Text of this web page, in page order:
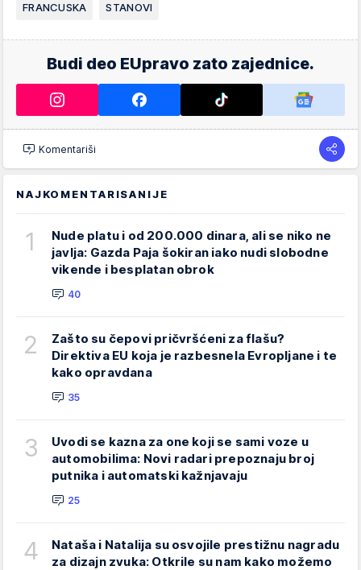
FRANCUSKA STANOVI
Budi deo EUpravo zato zajednice.
Komentariši
NAJKOMENTARISANIJE
1
Nude platu i od 200.000 dinara, ali se niko ne
javlja: Gazda Paja šokiran iako nudi slobodne
vikende i besplatan obrok
40
2
Zašto su čepovi pričvršćeni za flašu?
Direktiva EU koja je razbesnela Evropljane i te
kako opravdana
35
3
Uvodi se kazna za one koji se sami voze u
automobilima: Novi radari prepoznaju broj
putnika i automatski kažnjavaju
25
4
Nataša i Natalija su osvojile prestižnu nagradu
za dizajn zvuka: Otkrile su nam kako možemo